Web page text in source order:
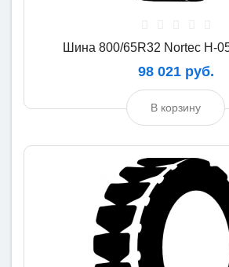
Шина 800/65R32 Nortec H-
98 021 руб.
В корзину